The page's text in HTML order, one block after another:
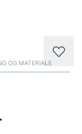
OG MATERIALE